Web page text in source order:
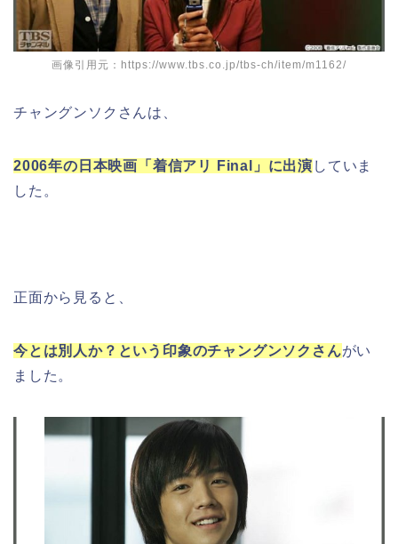
画像引用元：https://www.tbs.co.jp/tbs-ch/item/m1162/
チャングンソクさんは、
2006年の日本映画「着信アリ Final」に出演 していま
した。
正面から見ると、
今とは別人か？という印象のチャングンソクさんがい
ました。